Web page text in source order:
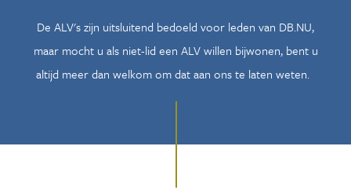
De ALV's zijn uitsluitend bedoeld voor leden van DB.NU,
maar mocht u als niet-lid een ALV willen bijwonen, bent u
altijd meer dan welkom om dat aan ons te laten weten.